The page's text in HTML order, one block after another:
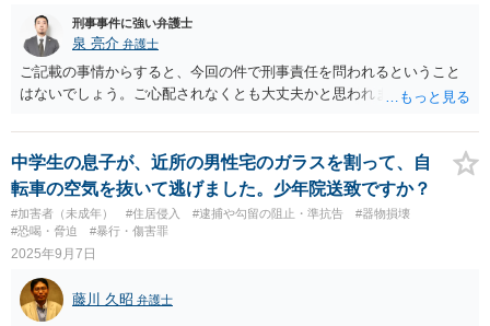
刑事事件に強い弁護士
泉 亮介 弁護士
ご記載の事情からすると、今回の件で刑事責任を問われるということ
はないでしょう。ご心配されなくとも大丈夫かと思われます。
中学生の息子が、近所の男性宅のガラスを割って、自
転車の空気を抜いて逃げました。少年院送致ですか？
#加害者（未成年） #住居侵入 #逮捕や勾留の阻止・準抗告
#器物損壊
#恐喝・脅迫
#暴行・傷害罪
2025年9月7日
藤川 久昭 弁護士